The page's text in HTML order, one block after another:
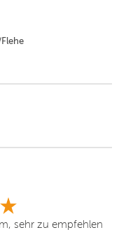
sehr zu empfehlen